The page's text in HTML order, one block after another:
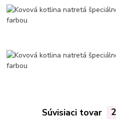
Súvisiaci tovar